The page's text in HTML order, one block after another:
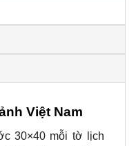
Việt Nam
30×40 mỗi tờ lịch